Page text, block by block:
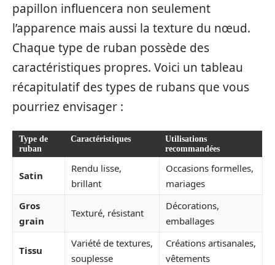
papillon influencera non seulement
l’apparence mais aussi la texture du nœud.
Chaque type de ruban possède des
caractéristiques propres. Voici un tableau
récapitulatif des types de rubans que vous
pourriez envisager :
Type de
ruban
Caractéristiques
Utilisations
recommandées
Satin
Rendu lisse,
brillant
Occasions formelles,
mariages
Gros
grain
Texturé, résistant
Décorations,
emballages
Tissu
Variété de textures,
souplesse
Créations artisanales,
vêtements